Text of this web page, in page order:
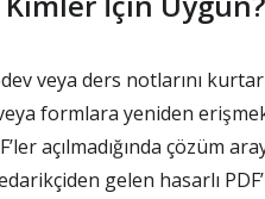
veya ders notlarını
formlara yeniden
açılmadığında çözüm
gelen hasarlı